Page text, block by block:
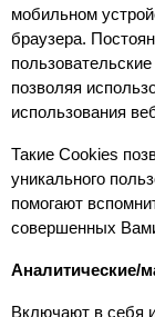
мобильном
браузера.
позволяя
использования
Такие Cookies
уникального
помогают
совершенных
Аналитические/
Включают в себя